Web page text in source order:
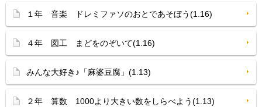
１年 音楽 ドレミファソのおとであそぼう(1.16)
４年 図工 まどをのぞいて(1.16)
みんな大好き♪「麻婆豆腐」(1.13)
２年 算数 1000より大きい数をしらべよう(1.13)